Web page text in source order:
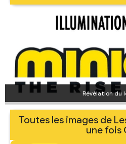
Révélation du
Toutes les images de
une fois